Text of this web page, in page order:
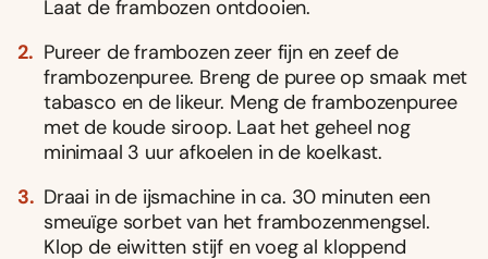
Laat de frambozen ontdooien.
Pureer de frambozen zeer fijn en zeef de
frambozenpuree. Breng de puree op smaak met
tabasco en de likeur. Meng de frambozenpuree
met de koude siroop. Laat het geheel nog
minimaal 3 uur afkoelen in de koelkast.
Draai in de ijsmachine in ca. 30 minuten een
smeuïge sorbet van het frambozenmengsel.
Klop de eiwitten stijf en voeg al kloppend